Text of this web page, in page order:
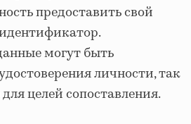
предоставить свой
могут быть
личности, так
целей сопоставления.